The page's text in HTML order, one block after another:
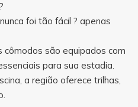
foi tão fácil ? apenas
cômodos são equipados com
para sua estadia.
a região oferece trilhas,